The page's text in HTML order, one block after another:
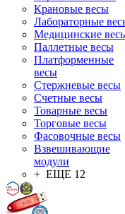
Крановые весы
Лабораторные
Медицинские
Паллетные весы
Платформенные
весы
Стержневые весы
Счетные весы
Товарные весы
Торговые весы
Фасовочные весы
Взвешивающие
модули
+ ЕЩЕ 12